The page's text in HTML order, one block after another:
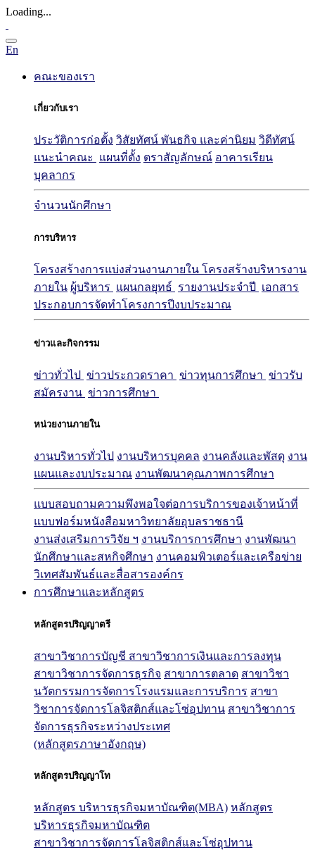
Loading...
En
คณะของเรา
เกี่ยวกับเรา
ประวัติการก่อตั้ง วิสัยทัศน์ พันธกิจ และค่านิยม วิดีทัศน์
แนะนำคณะ
แผนที่ตั้ง ตราสัญลักษณ์ อาคารเรียน
บุคลากร
จำนวนนักศึกษา
การบริหาร
โครงสร้างการแบ่งส่วนงานภายใน โครงสร้างบริหารงาน
ภายใน ผู้บริหาร แผนกลยุทธ์ รายงานประจำปี
เอกสาร
ประกอบการจัดทำโครงการปีงบประมาณ
ข่าวและกิจกรรม
ข่าวทั่วไป ข่าวประกวดราคา ข่าวทุนการศึกษา ข่าวรับ
สมัครงาน ข่าวการศึกษา
หน่วยงานภายใน
งานบริหารทั่วไป งานบริหารบุคคล งานคลังและพัสดุ งาน
แผนและงบประมาณ งานพัฒนาคุณภาพการศึกษา
แบบสอบถามความพึงพอใจต่อการบริการของเจ้าหน้าที่
แบบฟอร์มหนังสือมหาวิทยาลัยอุบลราชธานี
งานส่งเสริมการวิจัย ฯ งานบริการการศึกษา งานพัฒนา
นักศึกษาและสหกิจศึกษา งานคอมพิวเตอร์และเครือข่าย
วิเทศสัมพันธ์และสื่อสารองค์กร
การศึกษาและหลักสูตร
หลักสูตรปริญญาตรี
สาขาวิชาการบัญชี สาขาวิชาการเงินและการลงทุน
สาขาวิชาการจัดการธุรกิจ สาขาการตลาด สาขาวิชา
นวัตกรรมการจัดการโรงแรมและการบริการ สาขา
วิชาการจัดการโลจิสติกส์และโซ่อุปทาน สาขาวิชาการ
จัดการธุรกิจระหว่างประเทศ
(หลักสูตรภาษาอังกฤษ)
หลักสูตรปริญญาโท
หลักสูตร บริหารธุรกิจมหาบัณฑิต(MBA) หลักสูตร
บริหารธุรกิจมหาบัณฑิต
สาขาวิชาการจัดการโลจิสติกส์และโซ่อุปทาน